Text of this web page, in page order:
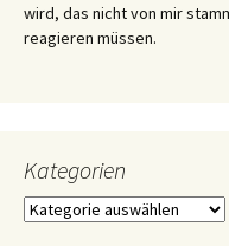
wird, das nicht von mir
reagieren müssen.
Kategorien
Kategorien